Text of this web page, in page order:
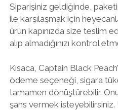
Siparişiniz geldiğinde,
ile karşılaşmak için
ürün kapınızda size teslim
alıp almadığınızı kontrol
Kısaca, Captain Black
ödeme seçeneği, sigara
tamamen dönüştürebilir.
şans vermek isteyebilirsiniz.